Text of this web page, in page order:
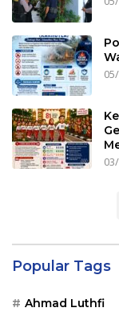
Popular Tags
Ahmad Luthfi